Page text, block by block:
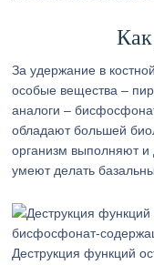
За удержание в
особые вещества –
аналоги –
обладают большей
организм выполняют и
умеют делать
Деструкция функций